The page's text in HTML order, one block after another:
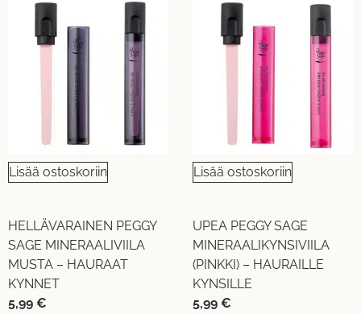
Lisää ostoskoriin
HELLÄVARAINEN PEGGY
SAGE MINERAALIVIILA
MUSTA – HAURAAT
KYNNET
5,99 €
Lisää ostoskoriin
UPEA PEGGY SAGE
MINERAALIKYNSIVIILA
(PINKKI) – HAURAILLE
KYNSILLE
5,99 €